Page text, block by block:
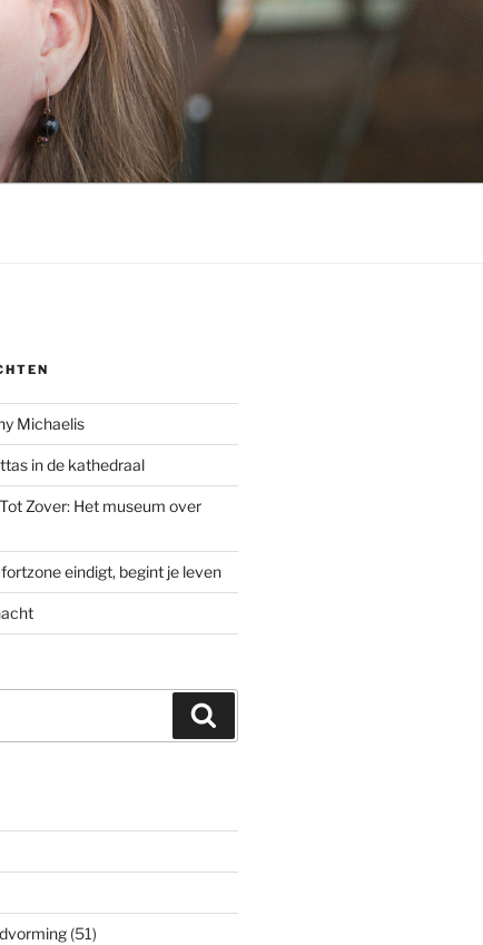
Michaelis
in de kathedraal
Tot Zover: Het museum over
eindigt, begint je leven
(51)